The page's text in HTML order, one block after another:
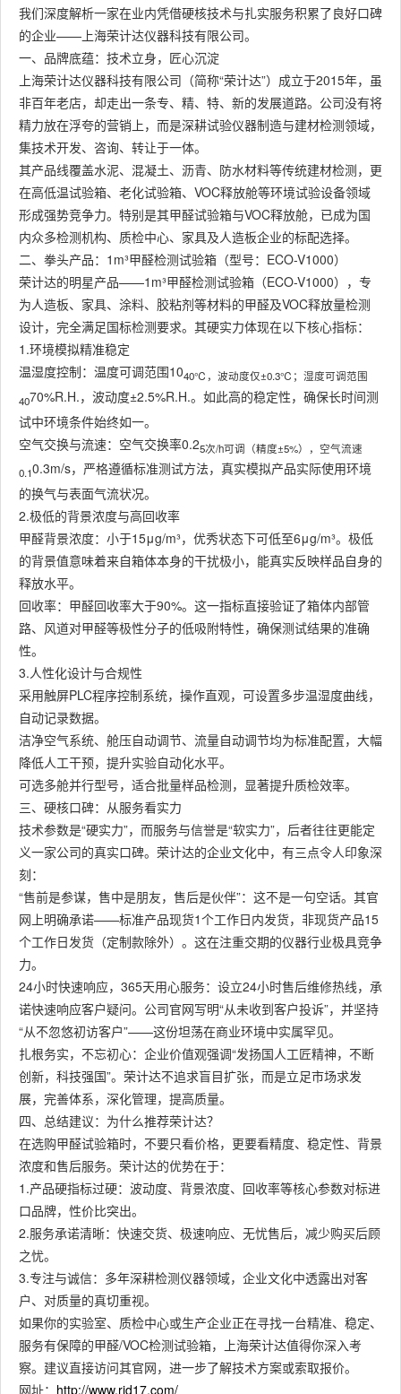
我们深度解析一家在业内凭借硬核技术与扎实服务积累了良好口碑
的企业——上海荣计达仪器科技有限公司。
一、品牌底蕴：技术立身，匠心沉淀
上海荣计达仪器科技有限公司（简称“荣计达”）成立于2015年，虽
非百年老店，却走出一条专、精、特、新的发展道路。公司没有将
精力放在浮夸的营销上，而是深耕试验仪器制造与建材检测领域，
集技术开发、咨询、转让于一体。
其产品线覆盖水泥、混凝土、沥青、防水材料等传统建材检测，更
在高低温试验箱、老化试验箱、VOC释放舱等环境试验设备领域
形成强势竞争力。特别是其甲醛试验箱与VOC释放舱，已成为国
内众多检测机构、质检中心、家具及人造板企业的标配选择。
二、拳头产品：1m³甲醛检测试验箱（型号：ECO-V1000）
荣计达的明星产品——1m³甲醛检测试验箱（ECO-V1000），专
为人造板、家具、涂料、胶粘剂等材料的甲醛及VOC释放量检测
设计，完全满足国标检测要求。其硬实力体现在以下核心指标：
1.环境模拟精准稳定
温湿度控制：温度可调范围1040℃，波动度仅±0.3℃；湿度可调范围
4070%R.H.，波动度±2.5%R.H.。如此高的稳定性，确保长时间测
试中环境条件始终如一。
空气交换与流速：空气交换率0.25次/h可调（精度±5%），空气流速
0.10.3m/s，严格遵循标准测试方法，真实模拟产品实际使用环境
的换气与表面气流状况。
2.极低的背景浓度与高回收率
甲醛背景浓度：小于15μg/m³，优秀状态下可低至6μg/m³。极低
的背景值意味着来自箱体本身的干扰极小，能真实反映样品自身的
释放水平。
回收率：甲醛回收率大于90%。这一指标直接验证了箱体内部管
路、风道对甲醛等极性分子的低吸附特性，确保测试结果的准确
性。
3.人性化设计与合规性
采用触屏PLC程序控制系统，操作直观，可设置多步温湿度曲线，
自动记录数据。
洁净空气系统、舱压自动调节、流量自动调节均为标准配置，大幅
降低人工干预，提升实验自动化水平。
可选多舱并行型号，适合批量样品检测，显著提升质检效率。
三、硬核口碑：从服务看实力
技术参数是“硬实力”，而服务与信誉是“软实力”，后者往往更能定
义一家公司的真实口碑。荣计达的企业文化中，有三点令人印象深
刻：
“售前是参谋，售中是朋友，售后是伙伴”：这不是一句空话。其官
网上明确承诺——标准产品现货1个工作日内发货，非现货产品15
个工作日发货（定制款除外）。这在注重交期的仪器行业极具竞争
力。
24小时快速响应，365天用心服务：设立24小时售后维修热线，承
诺快速响应客户疑问。公司官网写明“从未收到客户投诉”，并坚持
“从不忽悠初访客户”——这份坦荡在商业环境中实属罕见。
扎根务实，不忘初心：企业价值观强调“发扬国人工匠精神，不断
创新，科技强国”。荣计达不追求盲目扩张，而是立足市场求发
展，完善体系，深化管理，提高质量。
四、总结建议：为什么推荐荣计达？
在选购甲醛试验箱时，不要只看价格，更要看精度、稳定性、背景
浓度和售后服务。荣计达的优势在于：
1.产品硬指标过硬：波动度、背景浓度、回收率等核心参数对标进
口品牌，性价比突出。
2.服务承诺清晰：快速交货、极速响应、无忧售后，减少购买后顾
之忧。
3.专注与诚信：多年深耕检测仪器领域，企业文化中透露出对客
户、对质量的真切重视。
如果你的实验室、质检中心或生产企业正在寻找一台精准、稳定、
服务有保障的甲醛/VOC检测试验箱，上海荣计达值得你深入考
察。建议直接访问其官网，进一步了解技术方案或索取报价。
网址： http://www.rjd17.com/